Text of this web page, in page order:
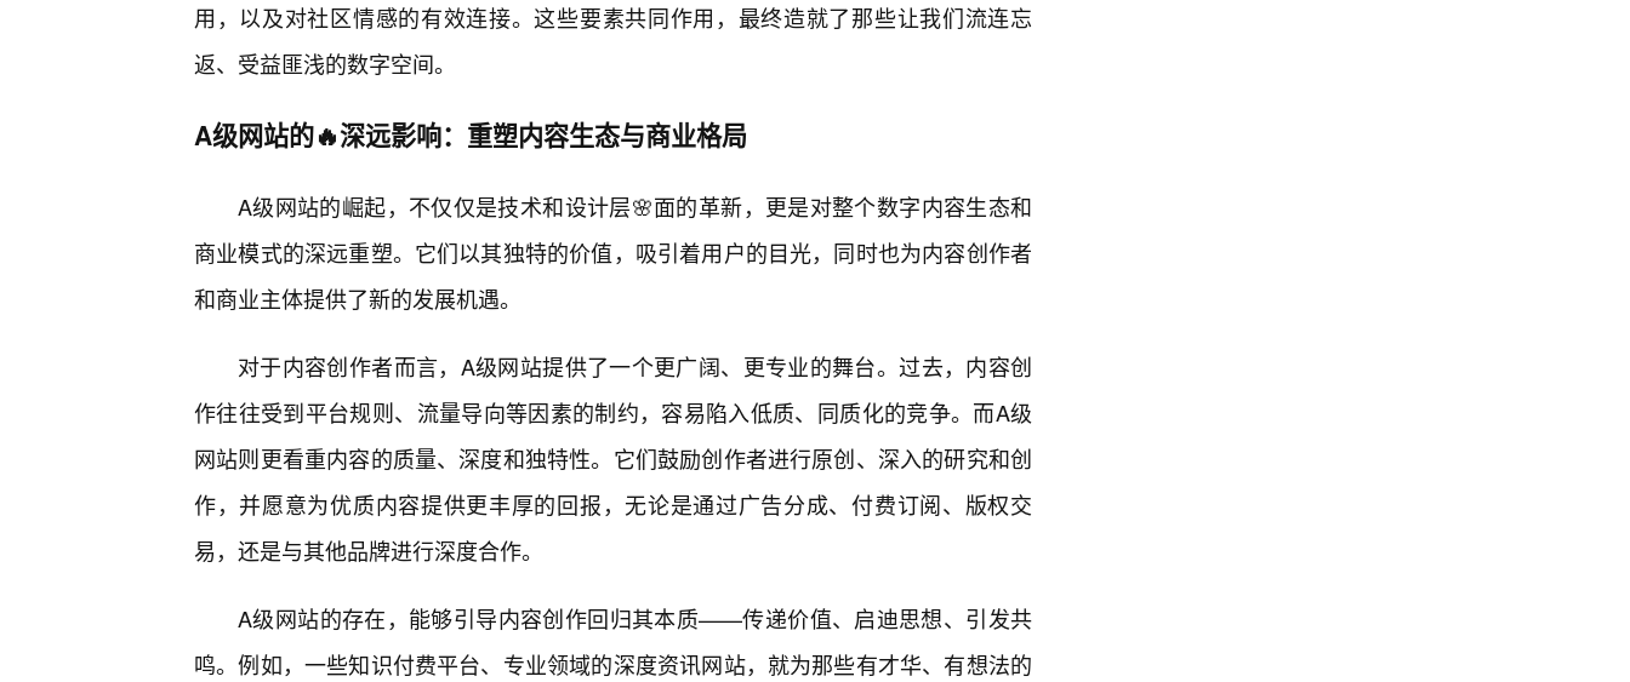
用，以及对社区情感的有效连接。这些要素共同作用，最终造就了那些让我们流连忘
返、受益匪浅的数字空间。
A级网站的🔥深远影响：重塑内容生态与商业格局
A级网站的崛起，不仅仅是技术和设计层🌸面的革新，更是对整个数字内容生态和
商业模式的深远重塑。它们以其独特的价值，吸引着用户的目光，同时也为内容创作者
和商业主体提供了新的发展机遇。
对于内容创作者而言，A级网站提供了一个更广阔、更专业的舞台。过去，内容创
作往往受到平台规则、流量导向等因素的制约，容易陷入低质、同质化的竞争。而A级
网站则更看重内容的质量、深度和独特性。它们鼓励创作者进行原创、深入的研究和创
作，并愿意为优质内容提供更丰厚的回报，无论是通过广告分成、付费订阅、版权交
易，还是与其他品牌进行深度合作。
A级网站的存在，能够引导内容创作回归其本质——传递价值、启迪思想、引发共
鸣。例如，一些知识付费平台、专业领域的深度资讯网站，就为那些有才华、有想法的